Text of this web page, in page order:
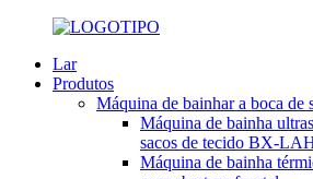
Lar
Produtos
Máquina de bainhar a boca de
Máquina de bainha
sacos de tecido BX-
Máquina de bainha